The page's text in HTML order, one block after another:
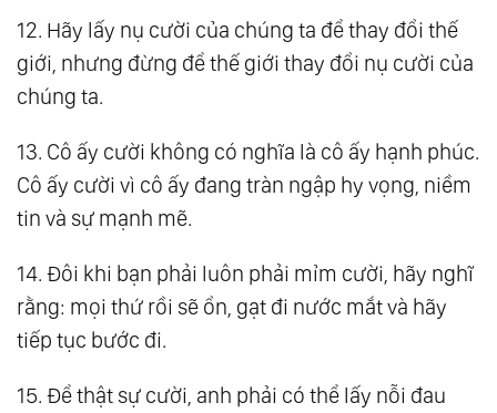
12. Hãy lấy nụ cười của chúng ta để thay đổi thế
giới, nhưng đừng để thế giới thay đổi nụ cười của
chúng ta.
13. Cô ấy cười không có nghĩa là cô ấy hạnh phúc.
Cô ấy cười vì cô ấy đang tràn ngập hy vọng, niềm
tin và sự mạnh mẽ.
14. Đôi khi bạn phải luôn phải mỉm cười, hãy nghĩ
rằng: mọi thứ rồi sẽ ổn, gạt đi nước mắt và hãy
tiếp tục bước đi.
15. Để thật sự cười, anh phải có thể lấy nỗi đau